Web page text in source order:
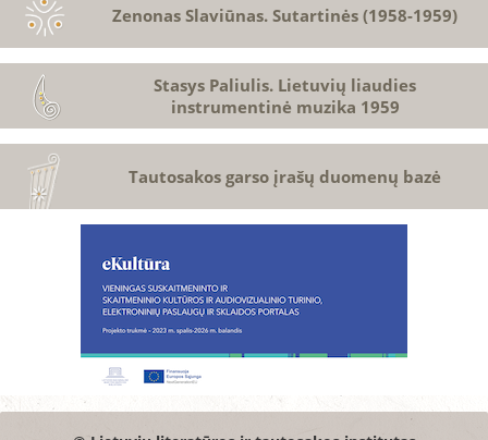
Zenonas Slaviūnas. Sutartinės (1958-1959)
Stasys Paliulis. Lietuvių liaudies
instrumentinė muzika 1959
Tautosakos garso įrašų duomenų bazė